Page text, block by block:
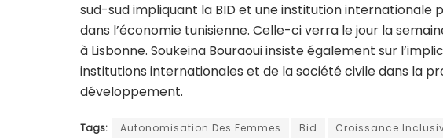
sud-sud impliquant la BID et une institution internationale
dans l’économie tunisienne. Celle-ci verra le jour la
à Lisbonne. Soukeina Bouraoui insiste également sur
institutions internationales et de la société civile dans la
développement.
Tags: Autonomisation Des Femmes Bid Croissance